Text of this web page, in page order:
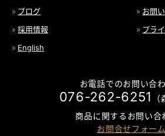
ブログ
お問
採用情報
プラ
English
お電話でのお問い合わ
076-262-6251
商品に関するお問い合
お問合せフォーム